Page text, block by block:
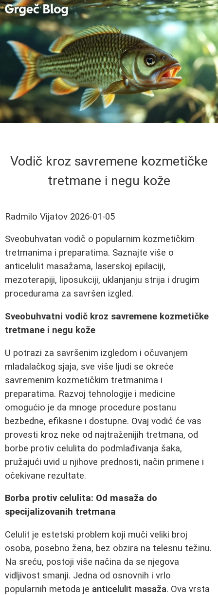
Vodič kroz savremene kozmetičke
tretmane i negu kože
Radmilo Vijatov 2026-01-05
Sveobuhvatan vodič o popularnim kozmetičkim
tretmanima i preparatima. Saznajte više o
anticelulit masažama, laserskoj epilaciji,
mezoterapiji, liposukciji, uklanjanju strija i drugim
procedurama za savršen izgled.
Sveobuhvatni vodič kroz savremene kozmetičke
tretmane i negu kože
U potrazi za savršenim izgledom i očuvanjem
mladalačkog sjaja, sve više ljudi se okreće
savremenim kozmetičkim tretmanima i
preparatima. Razvoj tehnologije i medicine
omogućio je da mnoge procedure postanu
bezbedne, efikasne i dostupne. Ovaj vodić će vas
provesti kroz neke od najtraženijih tretmana, od
borbe protiv celulita do podmlađivanja šaka,
pružajući uvid u njihove prednosti, način primene i
očekivane rezultate.
Borba protiv celulita: Od masaža do
specijalizovanih tretmana
Celulit je estetski problem koji muči veliki broj
osoba, posebno žena, bez obzira na telesnu težinu.
Na sreću, postoji više načina da se njegova
vidljivost smanji. Jedna od osnovnih i vrlo
popularnih metoda je anticelulit masaža. Ova vrsta